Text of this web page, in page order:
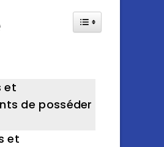
Toggle Table of
et
de posséder
et